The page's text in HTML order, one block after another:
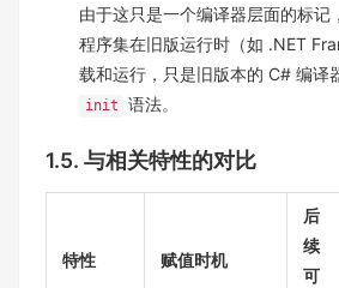
由于这只是一个编译器层面的标记
程序集在旧版运行时（如 .NET
载和运行，只是旧版本的 C# 编译
init 语法。
1.5. 与相关特性的对比
特性 赋值时机
后
续
可